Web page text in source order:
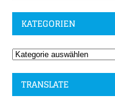
KATEGORIEN
TRANSLATE